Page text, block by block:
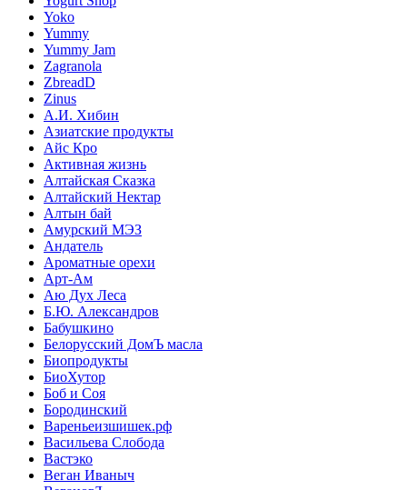
Yoko
Yummy
Yummy Jam
Zagranola
ZbreadD
Zinus
А.И. Хибин
Азиатские продукты
Айс Кро
Активная жизнь
Алтайская Сказка
Алтайский Нектар
Алтын бай
Амурский МЭЗ
Андатель
Ароматные орехи
Арт-Ам
Аю Дух Леса
Б.Ю. Александров
Бабушкино
Белорусский ДомЪ масла
Биопродукты
БиоХутор
Боб и Соя
Бородинский
Вареньеизшишек.рф
Васильева Слобода
Вастэко
Веган Иваныч